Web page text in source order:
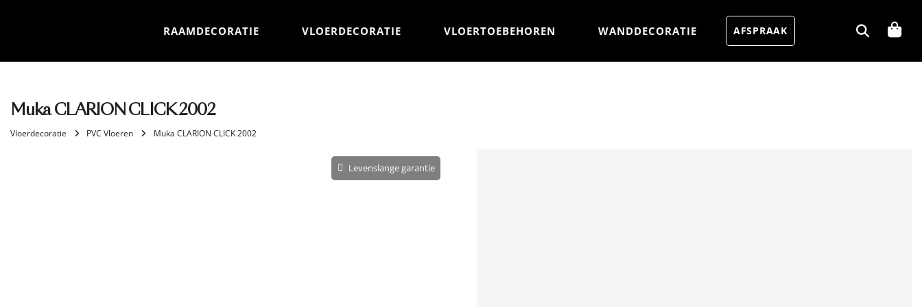
RAAMDECORATIE VLOERDECORATIE VLOERTOEBEHOREN WANDDECORATIE AFSPRAAK
Muka CLARION CLICK 2002
Vloerdecoratie PVC Vloeren Muka CLARION CLICK 2002
Levenslange garantie